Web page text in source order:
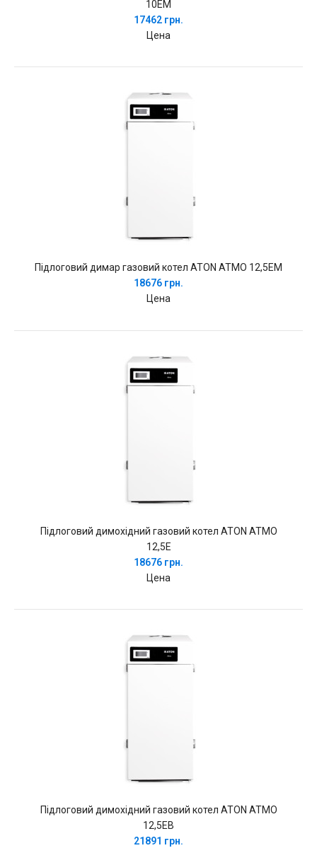
10EM
17462 грн.
Цена
Підлоговий димар газовий котел ATON ATMO 12,5EM
18676 грн.
Цена
Підлоговий димохідний газовий котел ATON ATMO
12,5E
18676 грн.
Цена
Підлоговий димохідний газовий котел ATON ATMO
12,5EB
21891 грн.